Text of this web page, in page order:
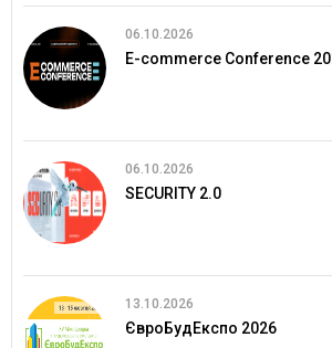
06.10.2026
E-commerce Conference
06.10.2026
SECURITY 2.0
13.10.2026
ЄвроБудЕкспо 2026